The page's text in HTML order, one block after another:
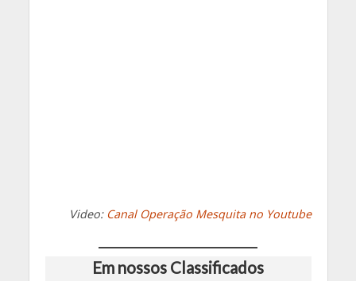
Video: Canal Operação Mesquita no Youtube
Em nossos Classificados